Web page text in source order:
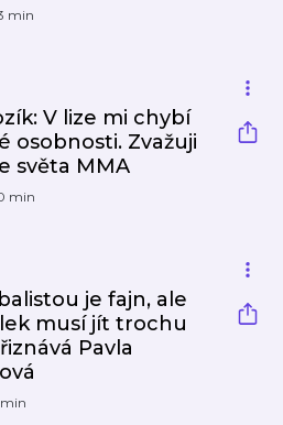
min
V lize mi chybí
osobnosti. Zvažuji
světa MMA
min
je fajn, ale
musí jít trochu
Pavla